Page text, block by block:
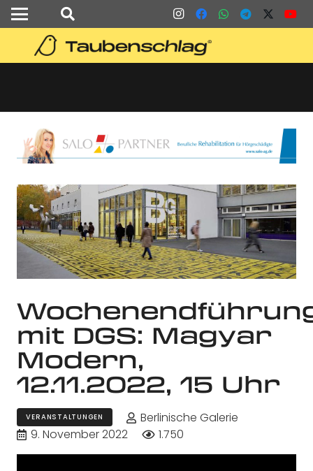
mit DGS: Magyar
Modern,
12.11.2022, 15 Uhr
VERANSTALTUNGEN
Berlinische Galerie
9. November 2022
1.750